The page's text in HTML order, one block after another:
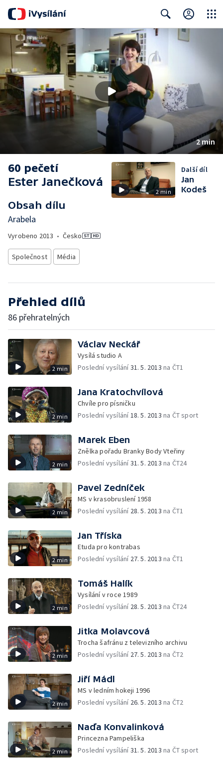
Search
2 min
60 pečetí
Ester Janečková
Obsah dílu
Arabela
Vyrobeno 2013 • Česko
Společnost Média
2 min
Další díl
Jan
Kodeš
Přehled dílů
86 přehratelných
2 min
Václav Neckář
Vysílá studio A
Poslední vysílání31. 5. 2013 na ČT1
2 min
Jana Kratochvílová
Chvíle pro písničku
Poslední vysílání18. 5. 2013 na ČT sport
2 min
Marek Eben
Znělka pořadu Branky Body Vteřiny
Poslední vysílání31. 5. 2013 na ČT24
2 min
Pavel Zedníček
MS v krasobruslení 1958
Poslední vysílání 28. 5. 2013 na ČT1
2 min
Jan Tříska
Etuda pro kontrabas
Poslední vysílání 27. 5. 2013 na ČT1
2 min
Tomáš Halík
Vysílání v roce 1989
Poslední vysílání 28. 5. 2013 na ČT24
2 min
Jitka Molavcová
Trocha šafránu z televizního archivu
Poslední vysílání 27. 5. 2013 na ČT2
2 min
Jiří Mádl
MS v ledním hokeji 1996
Poslední vysílání 26. 5. 2013 na ČT2
2 min
Naďa Konvalinková
Princezna Pampeliška
Poslední vysílání31. 5. 2013 na ČT sport